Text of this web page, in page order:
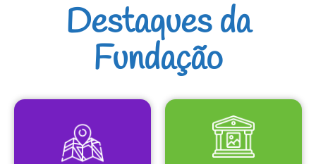
Destaques da
Fundação
MAPA CULTURAL EQUIPAMENTOS
CULTURAIS